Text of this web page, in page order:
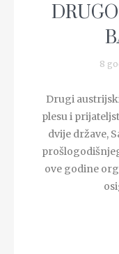
8
Drugi
plesu i
dvije države,
ove godine